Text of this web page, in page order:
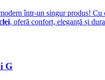
într-un singur produs! Cu
, oferă confort, eleganță și
G